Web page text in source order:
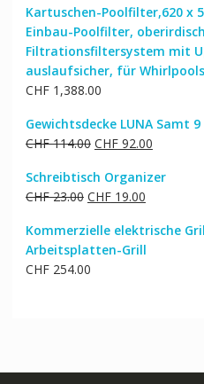
Kartuschen-Poolfilter,620 x
Einbau-Poolfilter,
Filtrationsfiltersystem mit
auslaufsicher, für
CHF1,388.00
Gewichtsdecke LUNA Samt
CHF114.00 Ursprünglicher
war:
CHF 114.00
CHF92.00Aktueller
ist:
Schreibtisch Organizer
CHF23.00 Ursprünglicher
war:
CHF 23.00
CHF19.00Aktueller
ist:
CHF 19.00.
Kommerzielle elektrische
Arbeitsplatten-Grill
CHF254.00